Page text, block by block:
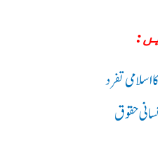
تفرد
حقوق